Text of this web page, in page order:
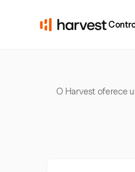
O Harvest oferece